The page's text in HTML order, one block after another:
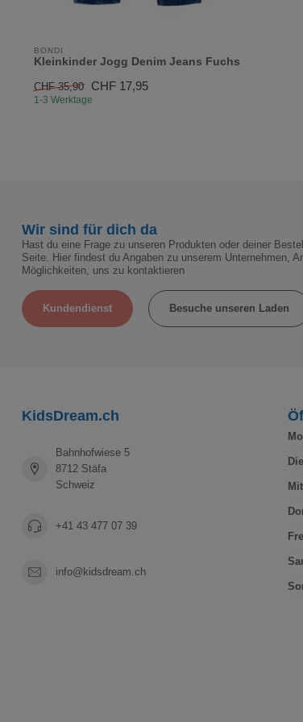
BONDI
Kleinkinder Jogg Denim Jeans Fuchs
CHF 35,90 CHF 17,95
1-3 Werktage
Wir sind für dich da
Hast du eine Frage zu unseren Produkten oder deiner
Seite. Hier findest du Angaben zu unserem Unternehmen,
Möglichkeiten, uns zu kontaktieren
Kundendienst Besuche unseren Laden
KidsDream.ch
Bahnhofwiese 5
8712 Stäfa
Schweiz
+41 43 477 07 39
info@kidsdream.ch